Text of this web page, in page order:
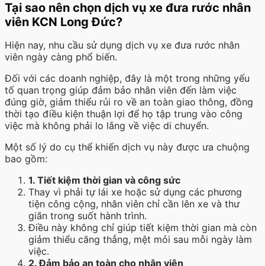
Tại sao nên chọn dịch vụ xe đưa rước nhân
viên KCN Long Đức?
Hiện nay, nhu cầu sử dụng dịch vụ xe đưa rước nhân
viên ngày càng phổ biến.
Đối với các doanh nghiệp, đây là một trong những yếu
tố quan trọng giúp đảm bảo nhân viên đến làm việc
đúng giờ, giảm thiểu rủi ro về an toàn giao thông, đồng
thời tạo điều kiện thuận lợi để họ tập trung vào công
việc mà không phải lo lắng về việc di chuyển.
Một số lý do cụ thể khiến dịch vụ này được ưa chuộng
bao gồm:
1. Tiết kiệm thời gian và công sức
Thay vì phải tự lái xe hoặc sử dụng các phương
tiện công cộng, nhân viên chỉ cần lên xe và thư
giãn trong suốt hành trình.
Điều này không chỉ giúp tiết kiệm thời gian mà còn
giảm thiểu căng thẳng, mệt mỏi sau mỗi ngày làm
việc.
2. Đảm bảo an toàn cho nhân viên